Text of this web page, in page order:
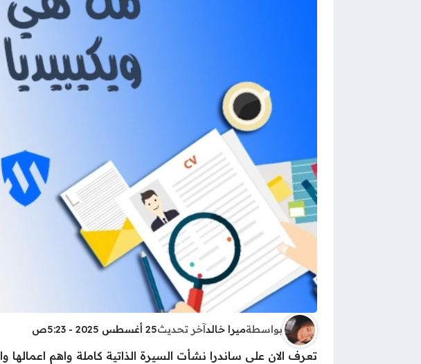
بواسطةميرا خالد آخر تحديث25 أغسطس 2025 - 5:23ص
تعرف الان على ساندرا نشأت السيرة الذاتية كاملة واهم